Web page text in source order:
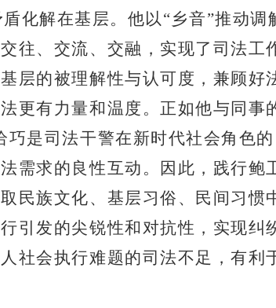
化解在基层。他以“乡音”推动调
往、交流、交融，实现了司法
层的被理解性与认可度，兼顾
更有力量和温度。正如他与同事
巧是司法干警在新时代社会角色
需求的良性互动。因此，践行
民族文化、基层习俗、民间习
引发的尖锐性和对抗性，实现
社会执行难题的司法不足，有利